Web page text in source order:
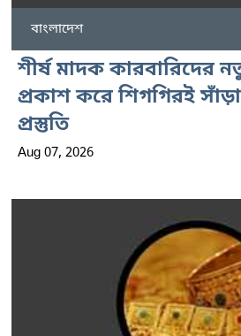
বাংলাদেশ
শীর্ষ মাদক কারবারিদের
প্রকাশ করে শিগগিরই
প্রস্তুতি
Aug 07, 2026